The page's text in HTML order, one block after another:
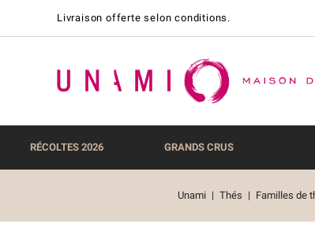
Livraison offerte selon conditions.
RÉCOLTES 2026 GRANDS CRUS
Unami Thés Familles de